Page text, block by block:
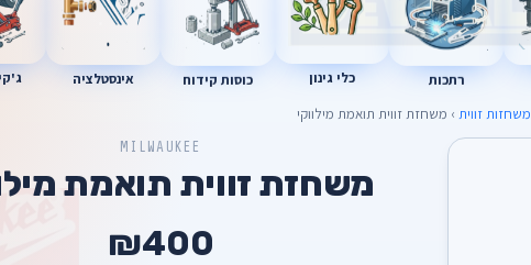
רתכות כלי גינון כוסות קידוח אינסטלציה
משחזות זווית › משחזת זווית תואמת מילווקי
MILWAUKEE
משחזת זווית תואמת
₪400